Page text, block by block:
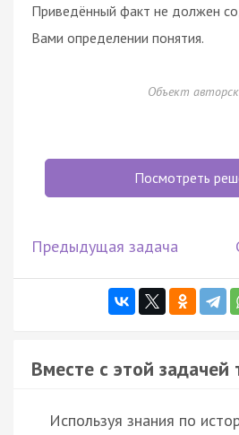
Приведённый факт не должен
Вами определении понятия.
Объект
Посмотреть
Предыдущая задача
Вместе с этой
Используя знания по